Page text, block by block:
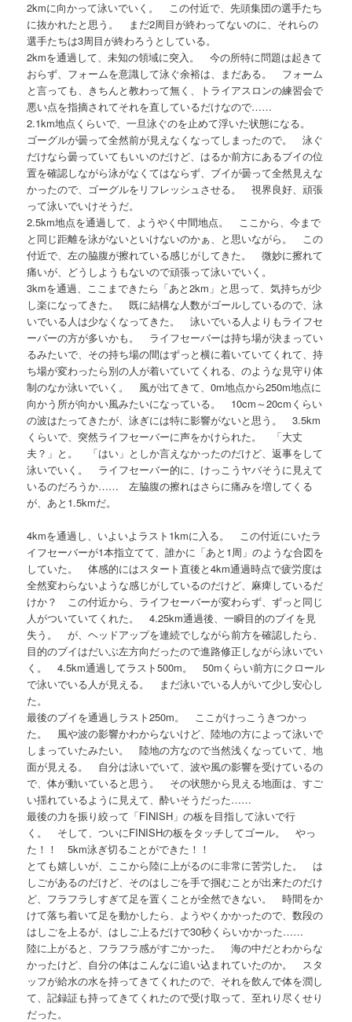
2kmに向かって泳いでいく。 この付近で、先頭集団の選手たち
に抜かれたと思う。 まだ2周目が終わってないのに、それらの
選手たちは3周目が終わろうとしている。
2kmを通過して、未知の領域に突入。 今の所特に問題は起きて
おらず、フォームを意識して泳ぐ余裕は、まだある。 フォーム
と言っても、きちんと教わって無く、トライアスロンの練習会で
悪い点を指摘されてそれを直しているだけなので……
2.1km地点くらいで、一旦泳ぐのを止めて浮いた状態になる。
ゴーグルが曇って全然前が見えなくなってしまったので。 泳ぐ
だけなら曇っていてもいいのだけど、はるか前方にあるブイの位
置を確認しながら泳がなくてはならず、ブイが曇って全然見えな
かったので、ゴーグルをリフレッシュさせる。 視界良好、頑張
って泳いでいけそうだ。
2.5km地点を通過して、ようやく中間地点。 ここから、今まで
と同じ距離を泳がないといけないのかぁ、と思いながら。 この
付近で、左の脇腹が擦れている感じがしてきた。 微妙に擦れて
痛いが、どうしようもないので頑張って泳いでいく。
3kmを通過、ここまできたら「あと2km」と思って、気持ちが少
し楽になってきた。 既に結構な人数がゴールしているので、泳
いでいる人は少なくなってきた。 泳いでいる人よりもライフセ
ーバーの方が多いかも。 ライフセーバーは持ち場が決まってい
るみたいで、その持ち場の間はずっと横に着いていてくれて、持
ち場が変わったら別の人が着いていてくれる、のような見守り体
制のなか泳いでいく。 風が出てきて、0m地点から250m地点に
向かう所が向かい風みたいになっている。 10cm～20cmくらい
の波はたってきたが、泳ぎには特に影響がないと思う。 3.5km
くらいで、突然ライフセーバーに声をかけられた。 「大丈
夫？」と。 「はい」としか言えなかったのだけど、返事をして
泳いでいく。 ライフセーバー的に、けっこうヤバそうに見えて
いるのだろうか…… 左脇腹の擦れはさらに痛みを増してくる
が、あと1.5kmだ。
4kmを通過し、いよいよラスト1kmに入る。 この付近にいたラ
イフセーバーが1本指立てて、誰かに「あと1周」のような合図を
していた。 体感的にはスタート直後と4km通過時点で疲労度は
全然変わらないような感じがしているのだけど、麻痺しているだ
けか？ この付近から、ライフセーバーが変わらず、ずっと同じ
人がついていてくれた。 4.25km通過後、一瞬目的のブイを見
失う。 が、ヘッドアップを連続でしながら前方を確認したら、
目的のブイはだいぶ左方向だったので進路修正しながら泳いでい
く。 4.5km通過してラスト500m。 50mくらい前方にクロール
で泳いでいる人が見える。 まだ泳いでいる人がいて少し安心し
た。
最後のブイを通過しラスト250m。 ここがけっこうきつかっ
た。 風や波の影響かわからないけど、陸地の方によって泳いで
しまっていたみたい。 陸地の方なので当然浅くなっていて、地
面が見える。 自分は泳いでいて、波や風の影響を受けているの
で、体が動いていると思う。 その状態から見える地面は、すご
い揺れているように見えて、酔いそうだった……
最後の力を振り絞って「FINISH」の板を目指して泳いで行
く。 そして、ついにFINISHの板をタッチしてゴール。 やっ
た！！ 5km泳ぎ切ることができた！！
とても嬉しいが、ここから陸に上がるのに非常に苦労した。 は
しごがあるのだけど、そのはしごを手で掴むことが出来たのだけ
ど、フラフラしすぎて足を置くことが全然できない。 時間をか
けて落ち着いて足を動かしたら、ようやくかかったので、数段の
はしごを上るが、はしご上るだけで30秒くらいかかった……
陸に上がると、フラフラ感がすごかった。 海の中だとわからな
かったけど、自分の体はこんなに追い込まれていたのか。 スタ
ッフが給水の水を持ってきてくれたので、それを飲んで体を潤し
て、記録証も持ってきてくれたので受け取って、至れり尽くせり
だった。